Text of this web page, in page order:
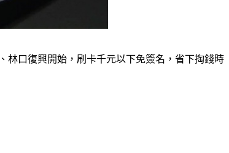
林口復興開始，刷卡千元以下免簽名，省下掏錢時